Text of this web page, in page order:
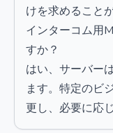
けを求めること
インターコム用
すか？
はい、サーバー
ます。特定のビ
更し、必要に応